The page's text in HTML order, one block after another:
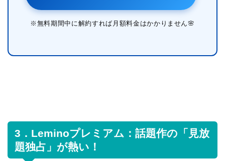
※無料期間中に解約すれば月額料金はかかりません🌸
3．Leminoプレミアム：話題作の「見放
題独占」が熱い！